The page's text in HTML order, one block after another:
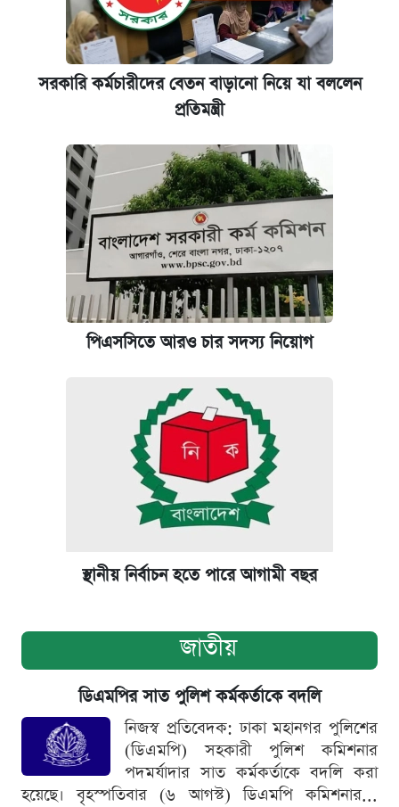
সরকারি কর্মচারীদের বেতন বাড়ানো নিয়ে যা বললেন
প্রতিমন্ত্রী
পিএসসিতে আরও চার সদস্য নিয়োগ
স্থানীয় নির্বাচন হতে পারে আগামী বছর
জাতীয়
ডিএমপির সাত পুলিশ কর্মকর্তাকে বদলি
নিজস্ব প্রতিবেদক: ঢাকা মহানগর পুলিশের
(ডিএমপি) সহকারী পুলিশ কমিশনার
পদমর্যাদার সাত কর্মকর্তাকে বদলি করা
হয়েছে। বৃহস্পতিবার (৬ আগস্ট) ডিএমপি কমিশনার...